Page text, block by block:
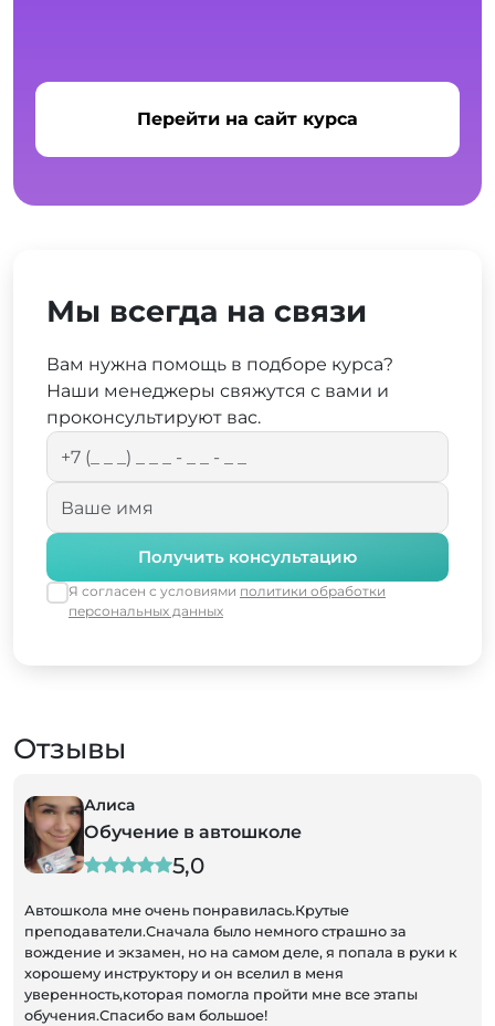
Перейти на сайт курса
Мы всегда на связи
Вам нужна помощь в подборе курса?
Наши менеджеры свяжутся с вами и
проконсультируют вас.
Получить консультацию
Я согласен с условиями политики обработки
персональных данных
Отзывы
Алиса
Обучение в автошколе
5,0
Автошкола мне очень понравилась.Крутые
преподаватели.Сначала было немного страшно за
вождение и экзамен, но на самом деле, я попала в руки к
хорошему инструктору и он вселил в меня
уверенность,которая помогла пройти мне все этапы
обучения.Спасибо вам большое!